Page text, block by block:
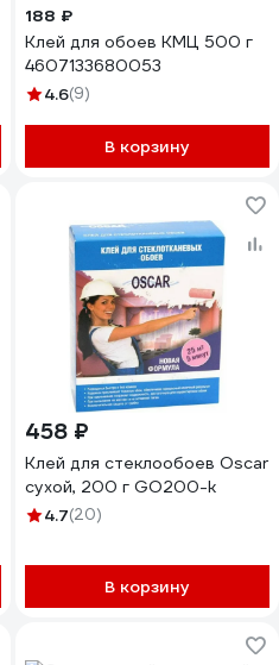
188 ₽
Клей для обоев КМЦ 500 г
4607133680053
4.6(9)
В корзину
458 ₽
Клей для стеклообоев Oscar
сухой, 200 г GO200-k
4.7(20)
В корзину